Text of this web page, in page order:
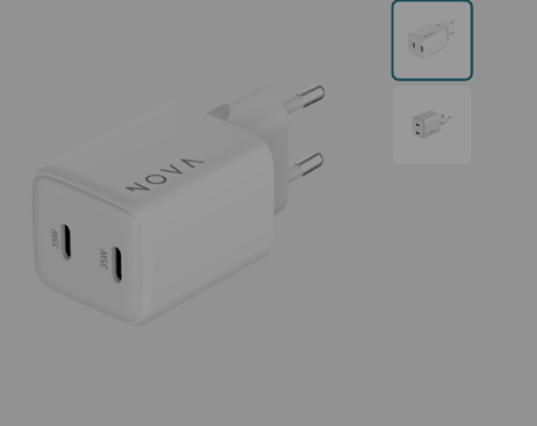
para
posição0
Ir